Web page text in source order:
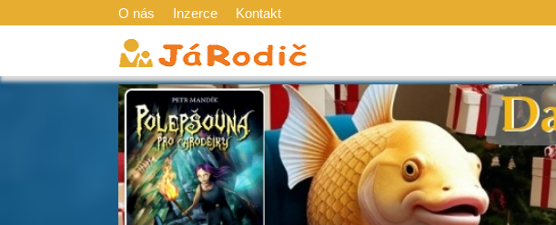
O nás Inzerce Kontakt